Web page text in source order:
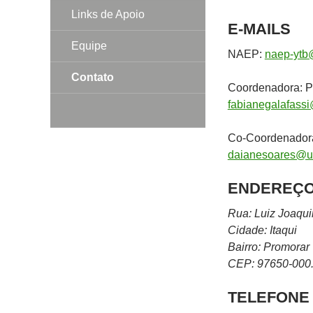
E-MAILS
NAEP: naep-
Coordenadora:
Co-
Rua: Luiz
Cidade: Itaqui
Bairro: Promorar
CEP: 97650-000.
TELEFONE
Links de Apoio
Equipe
Contato